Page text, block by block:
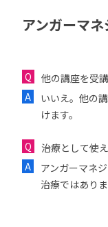
アンガーマ
他の講座を受
いいえ。他の
けます。
治療として使
アンガーマネ
治療ではあり